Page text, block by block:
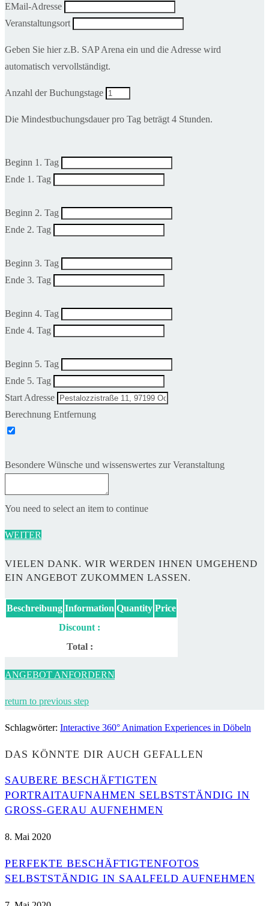
EMail-Adresse
Veranstaltungsort
Geben Sie hier z.B. SAP Arena ein und die Adresse wird
automatisch vervollständigt.
Anzahl der Buchungstage
Die Mindestbuchungsdauer pro Tag beträgt 4 Stunden.
Beginn 1. Tag
Ende 1. Tag
Beginn 2. Tag
Ende 2. Tag
Beginn 3. Tag
Ende 3. Tag
Beginn 4. Tag
Ende 4. Tag
Beginn 5. Tag
Ende 5. Tag
Start Adresse
Berechnung Entfernung
Besondere Wünsche und wissenswertes zur Veranstaltung
You need to select an item to continue
WEITER
VIELEN DANK. WIR WERDEN IHNEN UMGEHEND
EIN ANGEBOT ZUKOMMEN LASSEN.
Beschreibung Information Quantity Price
Discount :
Total :
ANGEBOT ANFORDERN
return to previous step
Schlagwörter: Interactive 360° Animation Experiences in Döbeln
DAS KÖNNTE DIR AUCH GEFALLEN
SAUBERE BESCHÄFTIGTEN
PORTRAITAUFNAHMEN SELBSTSTÄNDIG IN
GROSS-GERAU AUFNEHMEN
8. Mai 2020
PERFEKTE BESCHÄFTIGTENFOTOS
SELBSTSTÄNDIG IN SAALFELD AUFNEHMEN